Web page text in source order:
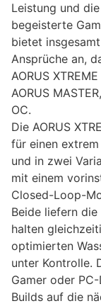
Leistung und
begeisterte
bietet
Ansprüche an,
AORUS
AORUS
OC.
Die AORUS
für einen
und in zwei
mit einem
Closed-Loop-
Beide liefern
halten
optimierten
unter Kontrolle.
Gamer oder
Builds auf die